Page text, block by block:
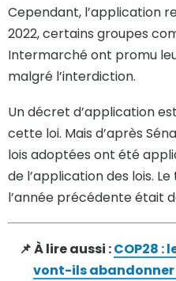
Cependant, l’application
2022, certains groupes
Intermarché ont promu
malgré l’interdiction.
Un décret d’application
cette loi. Mais d’après
lois adoptées ont été
de l’application des lois.
l’année précédente était
📌 À lire aussi :COP28 :
vont-ils abandonner